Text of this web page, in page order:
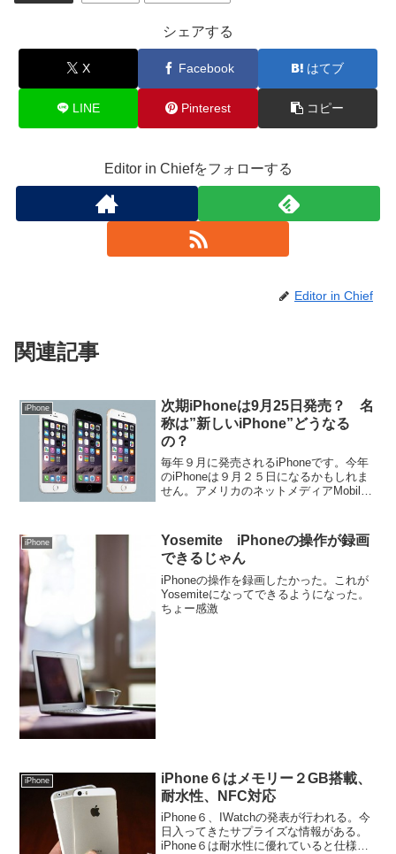
シェアする
X Facebook はてブ
LINE Pinterest コピー
Editor in Chiefをフォローする
Editor in Chief
関連記事
iPhone
次期iPhoneは9月25日発売？ 名
称は”新しいiPhone”どうなる
の？
毎年９月に発売されるiPhoneです。今年
のiPhoneは９月２５日になるかもしれま
せん。アメリカのネットメディアMobile
体間違っていません。では、詳...
iPhone
Yosemite iPhoneの操作が録画
できるじゃん
iPhoneの操作を録画したかった。これが
Yosemiteになってできるようになった。
ちょー感激
iPhone
iPhone６はメモリー２GB搭載、
耐水性、NFC対応
iPhone６、IWatchの発表が行われる。今
日入ってきたサプライズな情報がある。
iPhone６は耐水性に優れていると仕様書